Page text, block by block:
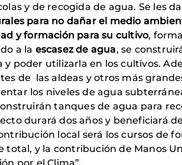
y de recogida de agua. Se les
para no dañar el medio
y formación para su cultivo,
a la escasez de agua, se
y poder utilizarla en los cultivos.
de las aldeas y otros más
los niveles de agua
tanques de agua para
durará dos años y beneficiará
local será los cursos de
total, y la contribución de Manos